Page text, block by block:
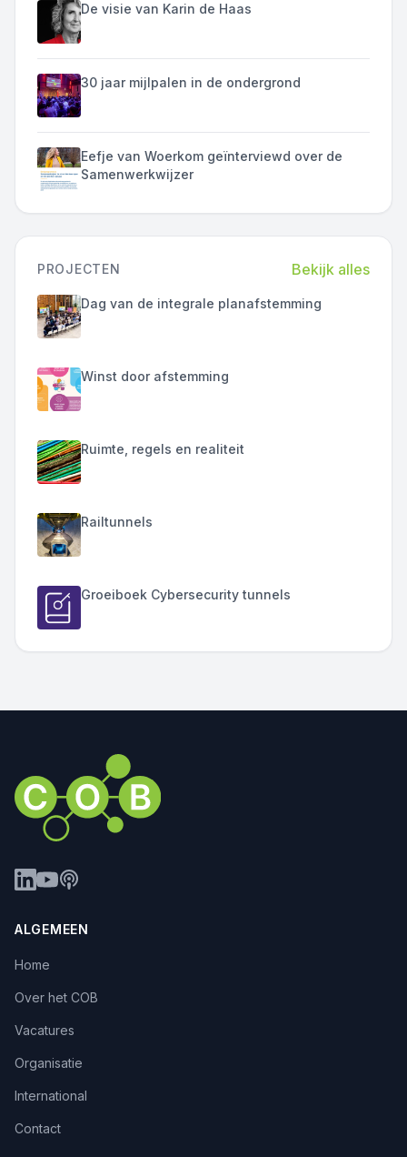
De visie van Karin de Haas
30 jaar mijlpalen in de ondergrond
Eefje van Woerkom geïnterviewd over de
Samenwerkwijzer
PROJECTEN Bekijk alles
Dag van de integrale planafstemming
Winst door afstemming
Ruimte, regels en realiteit
Railtunnels
Groeiboek Cybersecurity tunnels
ALGEMEEN
Home
Over het COB
Vacatures
Organisatie
International
Contact